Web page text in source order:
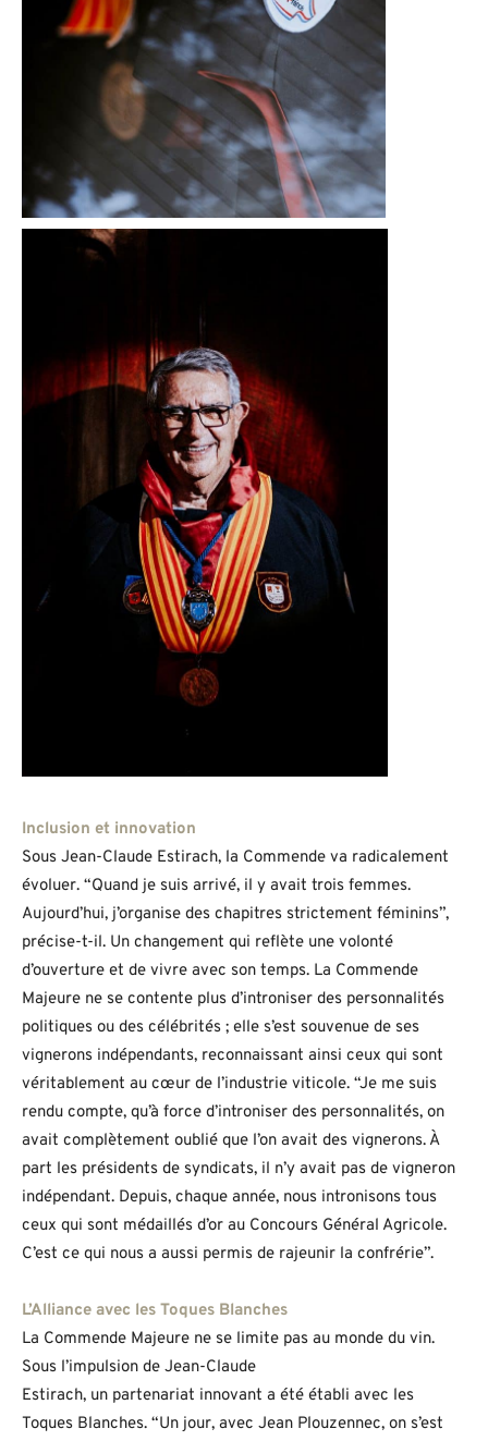
Inclusion et innovation
Sous Jean-Claude Estirach, la Commende va radicalement
évoluer. “Quand je suis arrivé, il y avait trois femmes.
Aujourd’hui, j’organise des chapitres strictement féminins”,
précise-t-il. Un changement qui reflète une volonté
d’ouverture et de vivre avec son temps. La Commende
Majeure ne se contente plus d’introniser des personnalités
politiques ou des célébrités ; elle s’est souvenue de ses
vignerons indépendants, reconnaissant ainsi ceux qui sont
véritablement au cœur de l’industrie viticole. “Je me suis
rendu compte, qu’à force d’introniser des personnalités, on
avait complètement oublié que l’on avait des vignerons. À
part les présidents de syndicats, il n’y avait pas de vigneron
indépendant. Depuis, chaque année, nous intronisons tous
ceux qui sont médaillés d’or au Concours Général Agricole.
C’est ce qui nous a aussi permis de rajeunir la confrérie”.
L’Alliance avec les Toques Blanches
La Commende Majeure ne se limite pas au monde du vin.
Sous l’impulsion de Jean-Claude
Estirach, un partenariat innovant a été établi avec les
Toques Blanches. “Un jour, avec Jean Plouzennec, on s’est